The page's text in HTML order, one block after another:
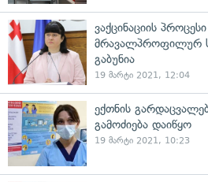
ვაქცინაციის
მრავალპროფილურ
გაბუნია
19 მარტი 2021, 12:04
ექთნის
გამოძიება დაიწყო
19 მარტი 2021, 10:23